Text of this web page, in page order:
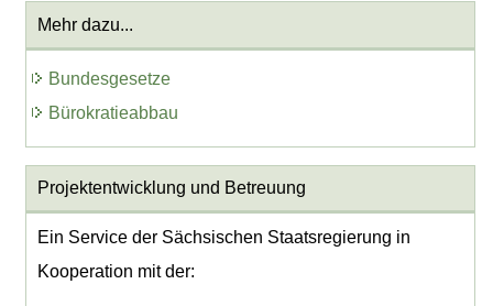
Mehr dazu...
Bundesgesetze
Bürokratieabbau
Projektentwicklung und Betreuung
Ein Service der Sächsischen Staatsregierung in
Kooperation mit der: